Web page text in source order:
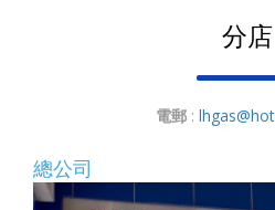
分店
電郵:
總公司